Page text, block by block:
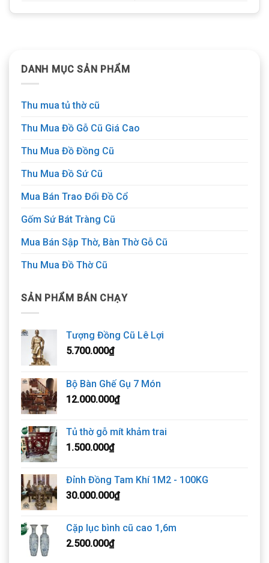
DANH MỤC SẢN PHẨM
Thu mua tủ thờ cũ
Thu Mua Đồ Gỗ Cũ Giá Cao
Thu Mua Đồ Đồng Cũ
Thu Mua Đồ Sứ Cũ
Mua Bán Trao Đổi Đồ Cổ
Gốm Sứ Bát Tràng Cũ
Mua Bán Sập Thờ, Bàn Thờ Gỗ Cũ
Thu Mua Đồ Thờ Cũ
SẢN PHẨM BÁN CHẠY
Tượng Đồng Cũ Lê Lợi
5.700.000₫
Bộ Bàn Ghế Gụ 7 Món
12.000.000₫
Tủ thờ gỗ mít khảm trai
1.500.000₫
Đỉnh Đồng Tam Khí 1M2 - 100KG
30.000.000₫
Cặp lục bình cũ cao 1,6m
2.500.000₫